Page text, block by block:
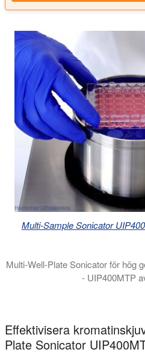
Multi-Sample Sonicator
Multi-Well-Plate Sonicator för hög
- UIP400MTP
Effektivisera
Plate Sonicator